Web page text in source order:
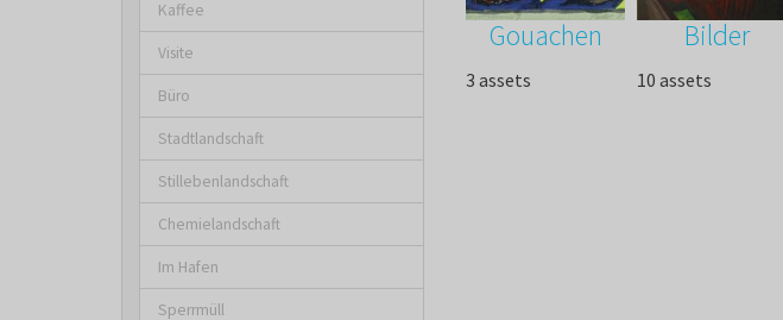
Kaffee
Visite
Büro
Stadtlandschaft
Stillebenlandschaft
Chemielandschaft
Im Hafen
Sperrmüll
Gouachen
3 assets
Bilder
10 assets